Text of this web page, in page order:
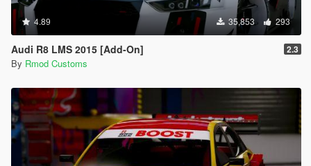
4.89 35,853 293
Audi R8 LMS 2015 [Add-On] 2.3
By Rmod Customs